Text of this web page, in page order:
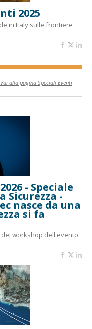
2025
in Italy sulle frontiere
Vai alla pagina Speciali Eventi
- Speciale
Sicurezza -
nasce da una
si fa
workshop dell'evento